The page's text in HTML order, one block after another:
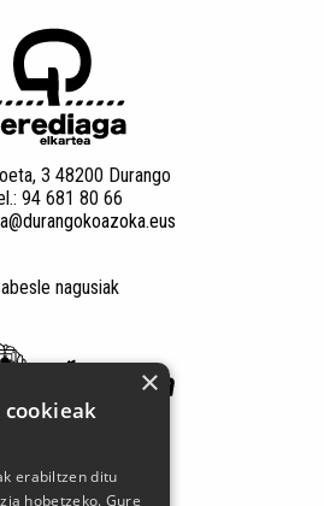
3 48200 Durango
94 681 80 66
nagusiak
×
erabiltzen ditu
hobetzeko. Gure